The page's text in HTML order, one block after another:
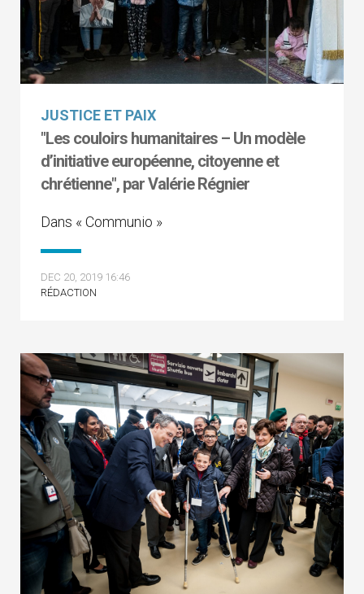
JUSTICE ET PAIX
"Les couloirs humanitaires – Un modèle
d’initiative européenne, citoyenne et
chrétienne", par Valérie Régnier
Dans « Communio »
DEC 20, 2019 16:46
RÉDACTION